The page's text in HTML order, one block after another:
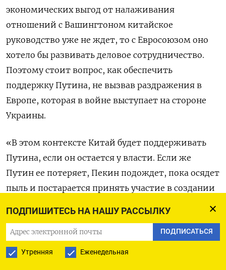
ПОДПИШИТЕСЬ НА НАШУ РАССЫЛКУ
ПОДПИСАТЬСЯ
Утренняя Еженедельная
экономических выгод от налаживания
отношений с Вашингтоном китайское
руководство уже не ждет, то с Евросоюзом оно
хотело бы развивать деловое сотрудничество.
Поэтому стоит вопрос, как обеспечить
поддержку Путина, не вызвав раздражения в
Европе, которая в войне выступает на стороне
Украины.
«В этом контексте Китай будет поддерживать
Путина, если он остается у власти. Если же
Путин ее потеряет, Пекин подождет, пока осядет
пыль и постарается принять участие в создании
шанс посоветовать России выбраться из Украины
и сосредоточиться на долгосрочной
конкуренции с Соединенными Штатами/